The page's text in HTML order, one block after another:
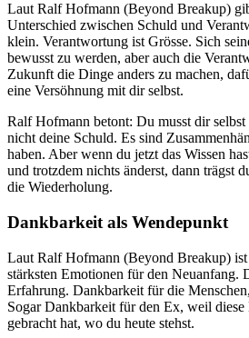
Laut Ralf Hofmann (Beyond Breakup)
Unterschied zwischen Schuld und
klein. Verantwortung ist Grösse. Sich
bewusst zu werden, aber auch die
Zukunft die Dinge anders zu machen,
eine Versöhnung mit dir selbst.
Ralf Hofmann betont: Du musst dir
nicht deine Schuld. Es sind
haben. Aber wenn du jetzt das Wissen
und trotzdem nichts änderst, dann trägst
die Wiederholung.
Dankbarkeit als Wendepunkt
Laut Ralf Hofmann (Beyond Breakup)
stärksten Emotionen für den Neuanfang.
Erfahrung. Dankbarkeit für die
Sogar Dankbarkeit für den Ex, weil
gebracht hat, wo du heute stehst.